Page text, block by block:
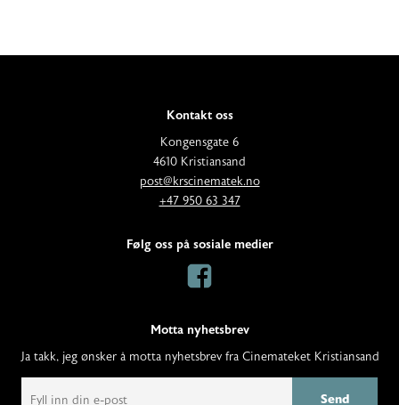
Kontakt oss
A
d
d
r
s
Kongensgate 6
4610 Kristiansand
E
s
post@krscinematek.no
T
l
:
+47 950 63 347
Følg oss på sosiale medier
Motta nyhetsbrev
Ja takk, jeg ønsker å motta nyhetsbrev fra Cinemateket Kristiansand